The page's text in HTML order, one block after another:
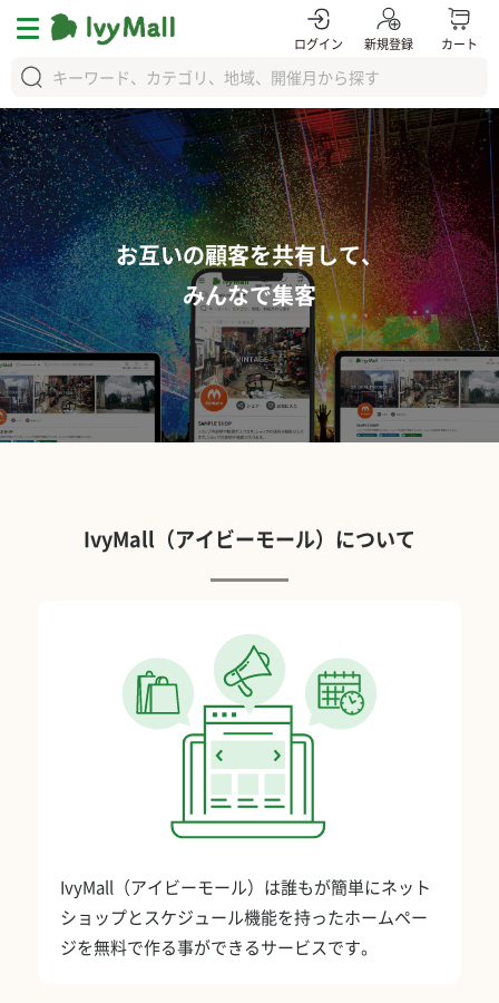
ログイン 新規登録 カート
お互いの顧客を共有して、
みんなで集客
IvyMall（アイビーモール）について
IvyMall（アイビーモール）は誰もが簡単にネット
ショップとスケジュール機能を持ったホームペー
ジを無料で作る事ができるサービスです。